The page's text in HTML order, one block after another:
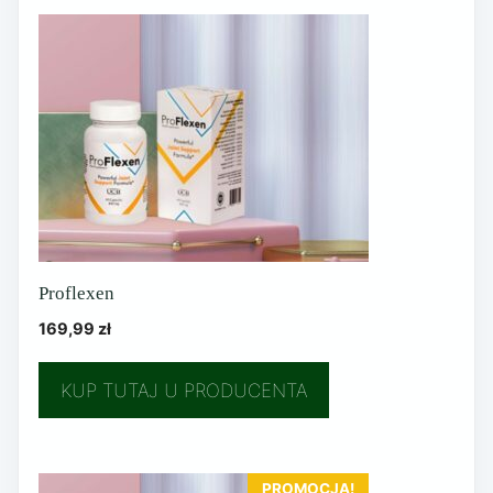
Proflexen
169,99 zł
KUP TUTAJ U PRODUCENTA
PROMOCJA!